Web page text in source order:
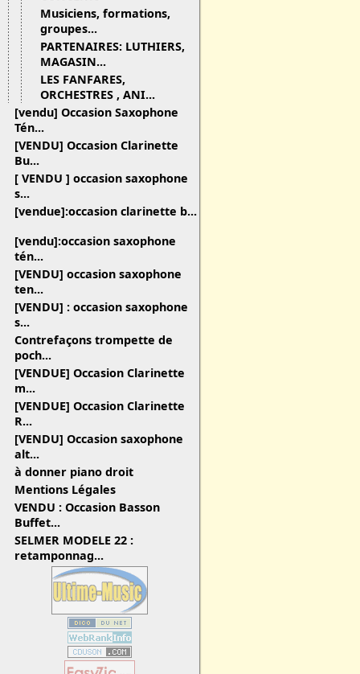
Musiciens, formations,
groupes...
PARTENAIRES: LUTHIERS,
MAGASIN...
LES FANFARES,
ORCHESTRES , ANI...
[vendu] Occasion Saxophone
Tén...
[VENDU] Occasion Clarinette
Bu...
[ VENDU ] occasion saxophone
s...
[vendue]:occasion clarinette b...
[vendu]:occasion saxophone
tén...
[VENDU] occasion saxophone
ten...
[VENDU] : occasion saxophone
s...
Contrefaçons trompette de
poch...
[VENDUE] Occasion Clarinette
m...
[VENDUE] Occasion Clarinette
R...
[VENDU] Occasion saxophone
alt...
à donner piano droit
Mentions Légales
VENDU : Occasion Basson
Buffet...
SELMER MODELE 22 :
retamponnag...